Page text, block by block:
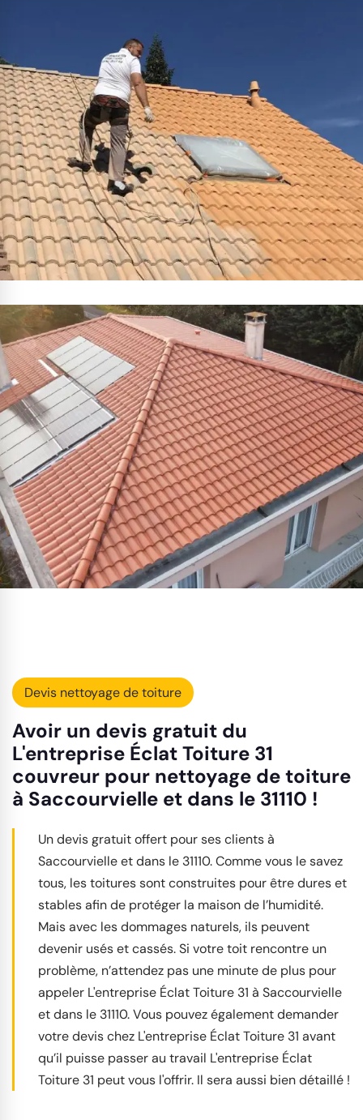
Devis nettoyage de toiture
Avoir un devis gratuit du
L'entreprise Éclat Toiture 31
couvreur pour nettoyage de toiture
à Saccourvielle et dans le 31110 !
Un devis gratuit offert pour ses clients à
Saccourvielle et dans le 31110. Comme vous le savez
tous, les toitures sont construites pour être dures et
stables afin de protéger la maison de l’humidité.
Mais avec les dommages naturels, ils peuvent
devenir usés et cassés. Si votre toit rencontre un
problème, n’attendez pas une minute de plus pour
appeler L'entreprise Éclat Toiture 31 à Saccourvielle
et dans le 31110. Vous pouvez également demander
votre devis chez L'entreprise Éclat Toiture 31 avant
qu’il puisse passer au travail L'entreprise Éclat
Toiture 31 peut vous l'offrir. Il sera aussi bien détaillé !